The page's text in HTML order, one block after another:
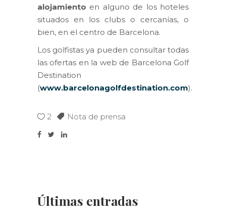
alojamiento en alguno de los hoteles
situados en los clubs o cercanías, o
bien, en el centro de Barcelona.
Los golfistas ya pueden consultar todas
las ofertas en la web de Barcelona Golf
Destination
(www.barcelonagolfdestination.com).
2 Nota de prensa
Últimas entradas